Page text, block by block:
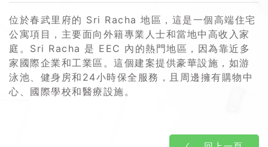
位於春武里府的 Sri Racha 地區，這是一個高端住宅
公寓項目，主要面向外籍專業人士和當地中高收入家
庭。Sri Racha 是 EEC 內的熱門地區，因為靠近多
家國際企業和工業區。這個建案提供豪華設施，如游
泳池、健身房和24小時保全服務，且周邊擁有購物中
心、國際學校和醫療設施。